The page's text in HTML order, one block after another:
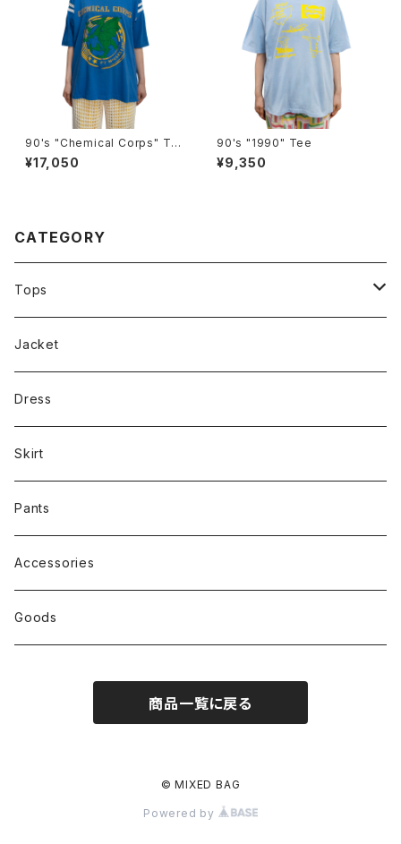
90's "Chemical Corps" Te
e
¥17,050
90's "1990" Tee
¥9,350
CATEGORY
Tops
Tee
Jacket
Dress
Skirt
Pants
Accessories
Goods
商品一覧に戻る
© MIXED BAG
Powered by